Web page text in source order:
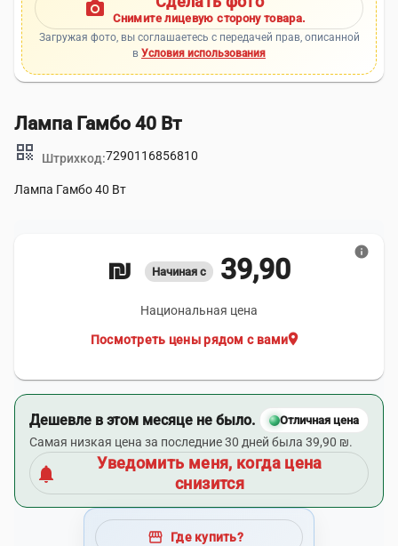
photo_camera Снимите лицевую сторону товара.
Загружая фото, вы соглашаетесь с передачей прав, описанной
в Условия использования
Лампа Гамбо 40 Вт
qr_code
Штрихкод:7290116856810
Лампа Гамбо 40 Вт
Начиная с 39,90 ₪
Национальная цена
location_on
Посмотреть цены рядом с вами
info
Дешевле в этом месяце не было. Отличная цена
Самая низкая цена за последние 30 дней была 39,90 ₪.
notifications
Уведомить меня, когда цена
снизится
storefront Где купить?